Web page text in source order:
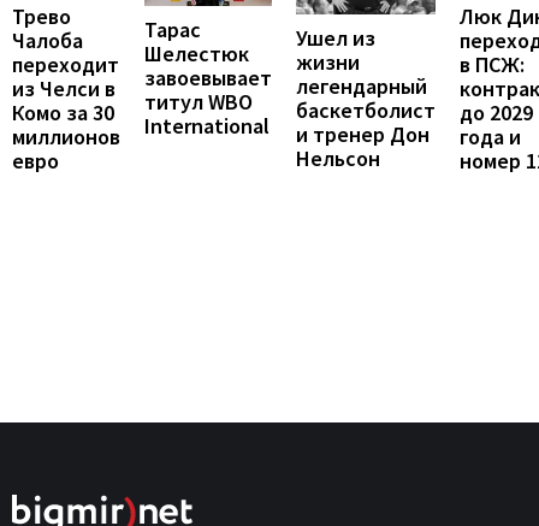
Трево
Чалоба
переходит
из Челси в
Комо за 30
миллионов
евро
Тарас
Шелестюк
завоевывает
титул WBO
International
Ушел из
жизни
легендарный
баскетболист
и тренер Дон
Нельсон
Люк
в ПСЖ:
до 2029
года и
номер